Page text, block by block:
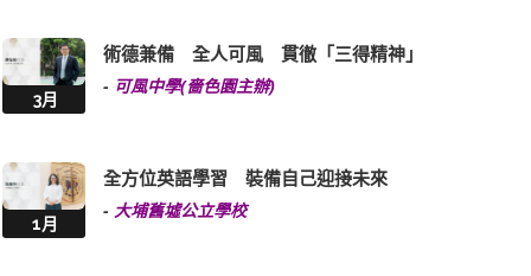
3月
術德兼備 全人可風 貫徹「三得精神」
- 可風中學(嗇色園主辦)
1月
全方位英語學習 裝備自己迎接未來
- 大埔舊墟公立學校